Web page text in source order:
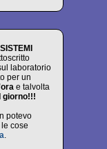
laboratorio
per un
e talvolta
giorno!!!
potevo
cose
.